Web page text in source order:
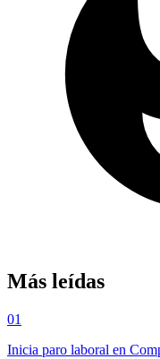
Más leídas
01
Inicia paro laboral en